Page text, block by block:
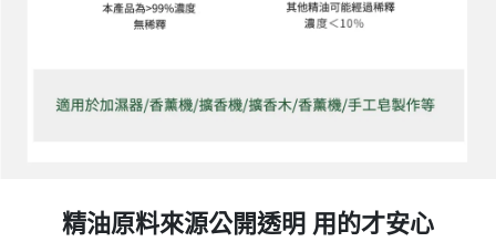
精油原料來源公開透明 用的才安心